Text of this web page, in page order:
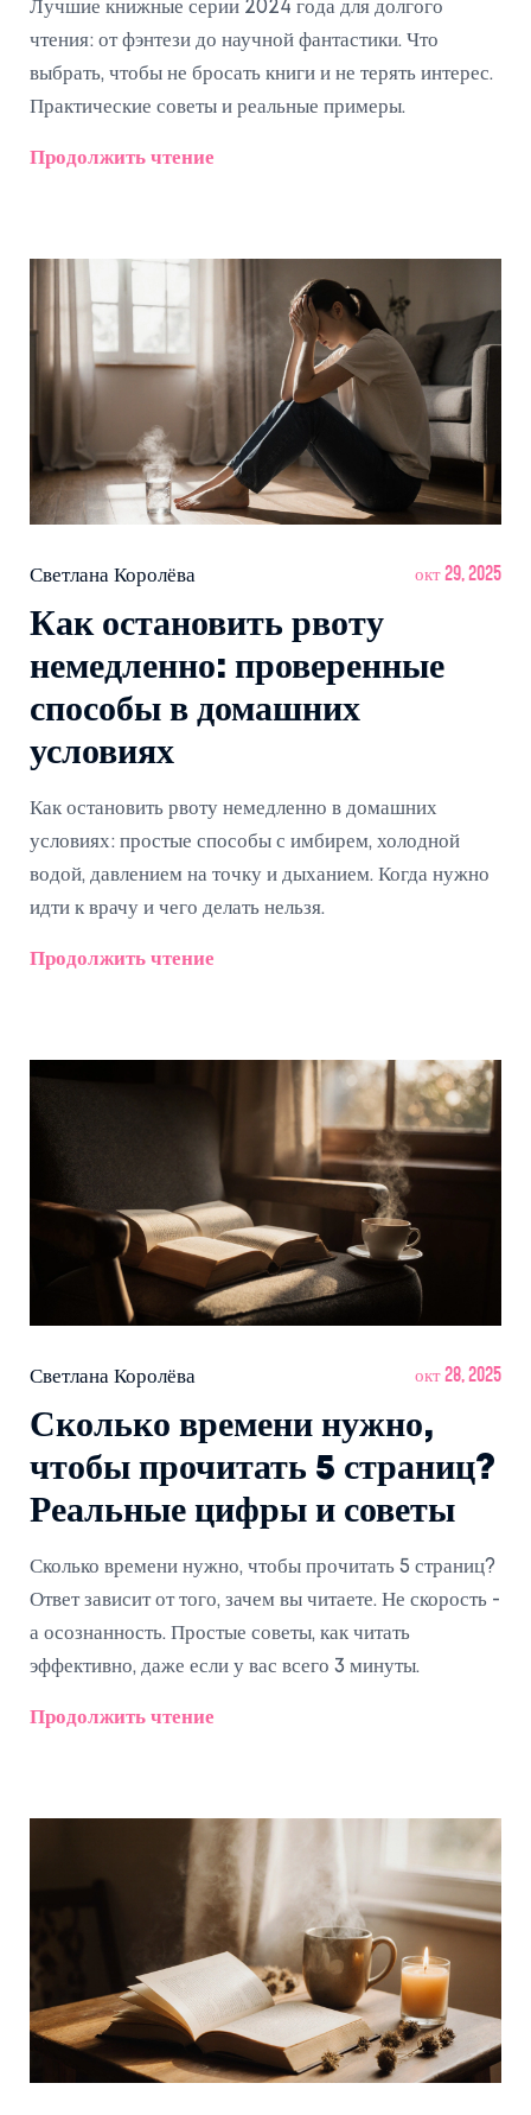
Лучшие книжные серии 2024 года для долгого
чтения: от фэнтези до научной фантастики. Что
выбрать, чтобы не бросать книги и не терять интерес.
Практические советы и реальные примеры.
Продолжить чтение
Светлана Королёва окт 29, 2025
Как остановить рвоту
немедленно: проверенные
способы в домашних
условиях
Как остановить рвоту немедленно в домашних
условиях: простые способы с имбирем, холодной
водой, давлением на точку и дыханием. Когда нужно
идти к врачу и чего делать нельзя.
Продолжить чтение
Светлана Королёва окт 28, 2025
Сколько времени нужно,
чтобы прочитать 5 страниц?
Реальные цифры и советы
Сколько времени нужно, чтобы прочитать 5 страниц?
Ответ зависит от того, зачем вы читаете. Не скорость -
а осознанность. Простые советы, как читать
эффективно, даже если у вас всего 3 минуты.
Продолжить чтение